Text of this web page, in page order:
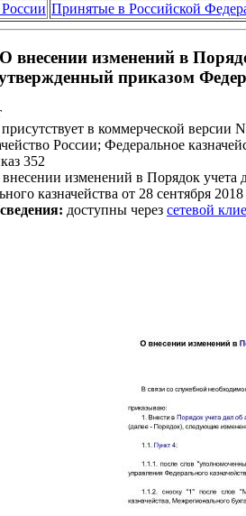
России Принятые в Российской
внесении изменений в
приказом
присутствует в коммерческой версии
России; Федеральное
352
изменений в Порядок учета
казначейства от 28 сентября
доступны через сетевой